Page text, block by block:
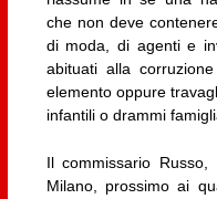
che non deve
di moda, di agenti e
abituati alla
elemento oppure
infantili o drammi
Il commissario
Milano, prossimo ai